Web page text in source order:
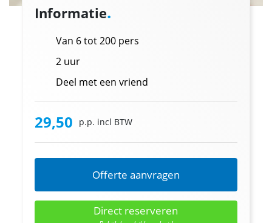
Informatie.
Van 6 tot 200 pers
2 uur
Deel met een vriend
29,50 p.p. incl BTW
Offerte aanvragen
Direct reserveren